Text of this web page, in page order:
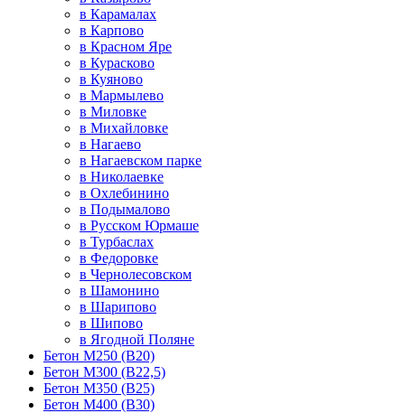
в Карамалах
в Карпово
в Красном Яре
в Курасково
в Куяново
в Мармылево
в Миловке
в Михайловке
в Нагаево
в Нагаевском парке
в Николаевке
в Охлебинино
в Подымалово
в Русском Юрмаше
в Турбаслах
в Федоровке
в Чернолесовском
в Шамонино
в Шарипово
в Шипово
в Ягодной Поляне
Бетон М250 (В20)
Бетон М300 (В22,5)
Бетон М350 (В25)
Бетон М400 (В30)